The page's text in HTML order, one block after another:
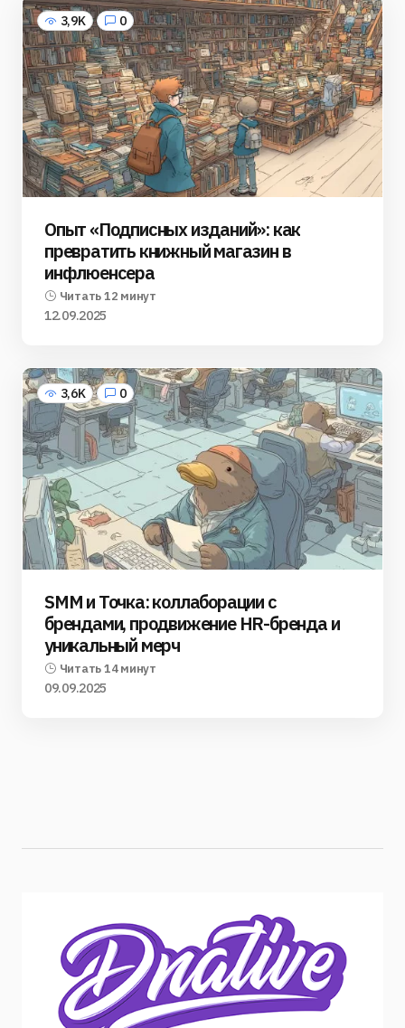
3,9K 0
Опыт «Подписных изданий»: как
превратить книжный магазин в
инфлюенсера
Читать 12 минут
12.09.2025
3,6K 0
SMM и Точка: коллаборации с
брендами, продвижение HR-бренда и
уникальный мерч
Читать 14 минут
09.09.2025